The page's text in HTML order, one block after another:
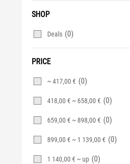
SHOP
Deals (0)
PRICE
~ 417,00 € (0)
418,00 € ~ 658,00 € (0)
659,00 € ~ 898,00 € (0)
899,00 € ~ 1 139,00 € (0)
1 140,00 € ~ up (0)